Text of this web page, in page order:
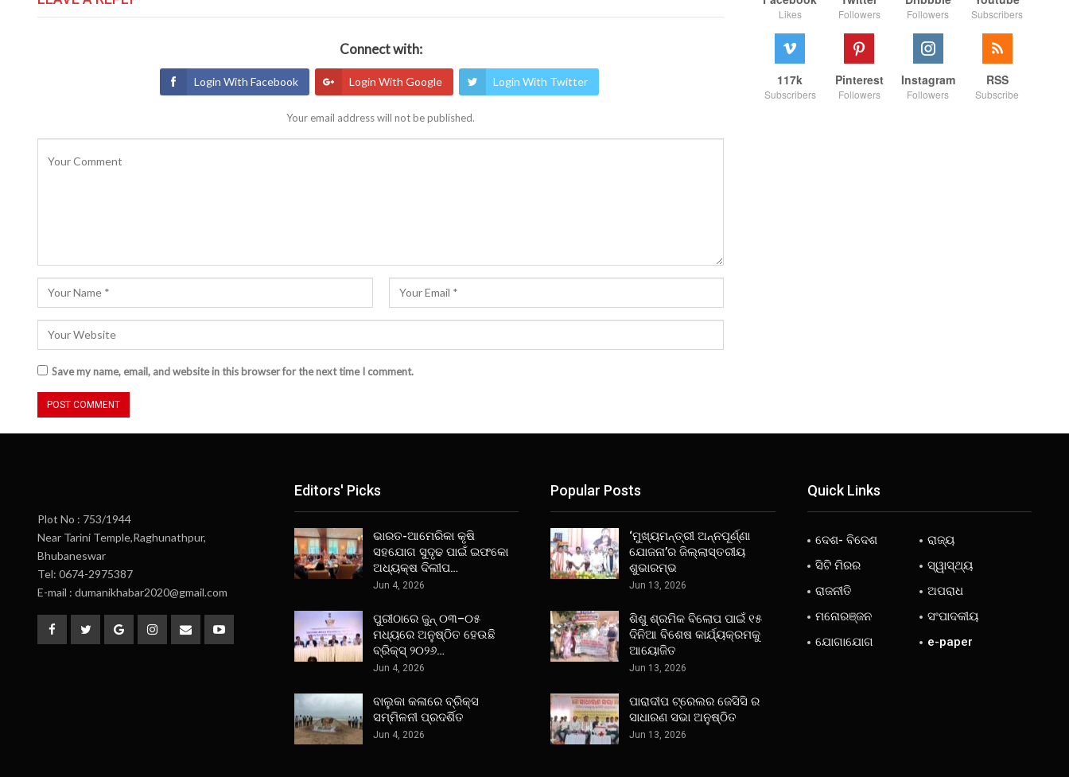
Connect with:
Login With Facebook Login With Google Login With Twitter
Your email address will not be published.
Save my name, email, and website in this browser for the next time I comment.
Likes Followers Followers Subscribers
117k
Subscribers
Pinterest
Followers
Instagram
Followers
RSS
Subscribe
Plot No : 753/1944
Near Tarini Temple,Raghunathpur,
Bhubaneswar
Tel: 0674-2975387
E-mail : dumanikhabar2020@gmail.com
Editors' Picks
ଭାରତ-ଆମେରିକା କୃଷି
ସହଯୋଗ ସୁଦୃଢ ପାଇଁ ଇଫକୋ
ଅଧ୍ୟକ୍ଷ ଦିଲୀପ…
Jun 4, 2026
ପୁରୀଠାରେ ଜୁନ୍ ୦୩–୦୫
ମଧ୍ୟରେ ଅନୁଷ୍ଠିତ ହେଉଛି
ବ୍ରିକ୍ସ୍ ୨୦୨୬…
Jun 4, 2026
ବାଲୁକା କଳାରେ ବ୍ରିକ୍ସ
ସମ୍ମିଳନୀ ପ୍ରଦର୍ଶିତ
Jun 4, 2026
Popular Posts
‘ମୁଖ୍ୟମନ୍ତ୍ରୀ ଅନ୍ନପୂର୍ଣ୍ଣା
ଯୋଜନା’ର ଜିଲ୍ଲାସ୍ତରୀୟ
ଶୁଭାରମ୍ଭ
Jun 13, 2026
ଶିଶୁ ଶ୍ରମିକ ବିଲୋପ ପାଇଁ ୧୫
ଦିନିଆ ବିଶେଷ କାର୍ଯ୍ୟକ୍ରମକୁ
ଆୟୋଜିତ
Jun 13, 2026
ପାରାଦୀପ ଟ୍ରେଲର ଜେସିସି ର
ସାଧାରଣ ସଭା ଅନୁଷ୍ଠିତ
Jun 13, 2026
Quick Links
ଦେଶ- ବିଦେଶ
ରାଜ୍ୟ
ସିଟି ମିରର
ସ୍ୱାସ୍ଥ୍ୟ
ରାଜନୀତି
ଅପରାଧ
ମନୋରଞ୍ଜନ
ସଂପାଦକୀୟ
ଯୋଗାଯୋଗ
e-paper